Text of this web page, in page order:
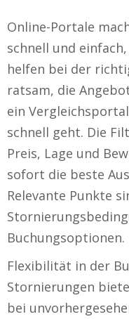
Online-Portale
schnell und
helfen bei der
ratsam, die
ein
schnell geht. Die
Preis, Lage und
sofort die beste
Relevante Punkte
Buchungsoptionen.
Flexibilität in der
Stornierungen
bei